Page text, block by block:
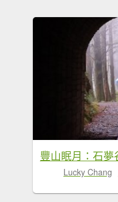
豐山眠月：石
Lucky Chang